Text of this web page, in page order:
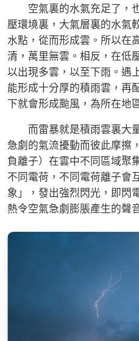
空氣裏的水氣充足了，
壓環境裏，大氣層裏的水氣
水點，從而形成雲。所以在
清，萬里無雲。相反，在低
以出現多雲，以至下雨。遇
能形成十分厚的積雨雲，再
下就會形成颱風，為所在地
而雷暴就是積雨雲裏大
急劇的氣流擾動而彼此摩擦
負離子）在雲中不同區域聚
不同電荷，不同電荷離子會
象」，發出強烈閃光，即閃
熱令空氣急劇膨脹產生的聲